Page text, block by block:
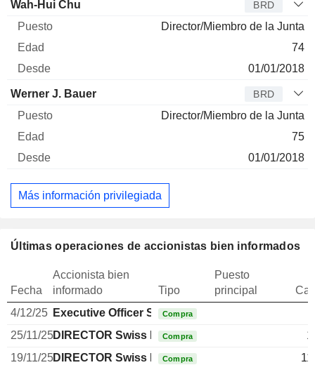
Wah-Hui Chu BRD
Director/Miembro de la Junta
74
01/01/2018
Werner J. Bauer BRD
Director/Miembro de la Junta
75
01/01/2018
Más información privilegiada
Últimas operaciones de accionistas bien informados
Fecha
Accionista bien
informado
Tipo
Puesto
principal
4/12/25 Executive Officer SwissCompra
25/11/25DIRECTOR Swiss Non EXECUTIVE
Compra
19/11/25DIRECTOR Swiss Non EXECUTIVE
Compra